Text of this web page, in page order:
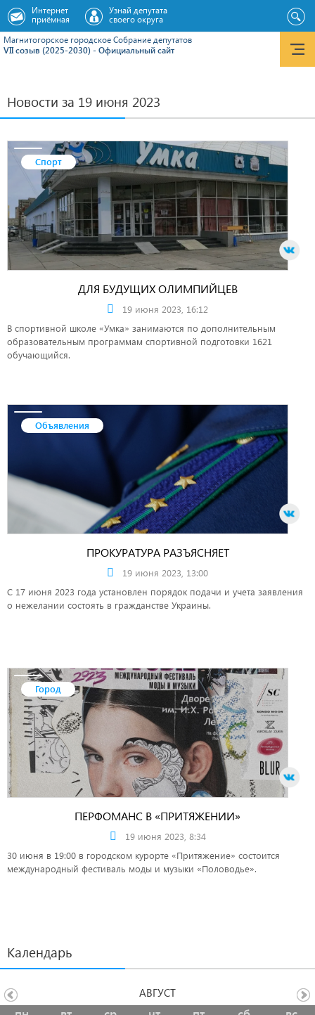
Магнитогорское городское Cобрание депутатов
VII созыв (2025-2030) - Официальный сайт
Интернет
приёмная
Узнай депутата
своего округа
Новости за 19 июня 2023
Спорт
ДЛЯ БУДУЩИХ ОЛИМПИЙЦЕВ
19 июня 2023, 16:12
В спортивной школе «Умка» занимаются по дополнительным
образовательным программам спортивной подготовки 1621
обучающийся.
Объявления
ПРОКУРАТУРА РАЗЪЯСНЯЕТ
19 июня 2023, 13:00
С 17 июня 2023 года установлен порядок подачи и учета заявления
о нежелании состоять в гражданстве Украины.
Город
ПЕРФОМАНС В «ПРИТЯЖЕНИИ»
19 июня 2023, 8:34
30 июня в 19:00 в городском курорте «Притяжение» состоится
международный фестиваль моды и музыки «Половодье».
Календарь
АВГУСТ